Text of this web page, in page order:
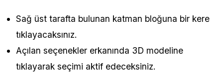
Sağ üst tarafta bulunan katman bloğuna bir kere
tıklayacaksınız.
Açılan seçenekler erkanında 3D modeline
tıklayarak seçimi aktif edeceksiniz.